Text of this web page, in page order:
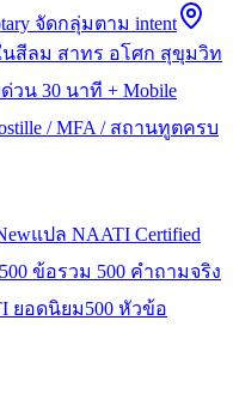
จัดกลุ่มตาม intent
สีลม สาทร อโศก สุขุมวิท
วน 30 นาที + Mobile
/ MFA / สถานทูตครบ
แปล NAATI Certified
ข้อรวม 500 คำถามจริง
ยอดนิยม500 หัวข้อ